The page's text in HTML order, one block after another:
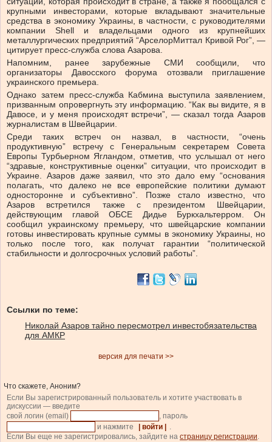
крупными инвесторами, которые вкладывают значительные
средства в экономику Украины, в частности, с руководителями
компании Shell и владельцами одного из крупнейших
металлургических предприятий “АрселорМиттал Кривой Рог”, —
цитирует пресс-служба слова Азарова.
Напомним, ранее зарубежные СМИ сообщили, что
организаторы Давосского форума отозвали приглашение
украинского премьера.
Однако затем пресс-служба Кабмина выступила заявлением,
призванным опровергнуть эту информацию. “Как вы видите, я в
Давосе, и у меня происходят встречи”, — сказал тогда Азаров
журналистам в Швейцарии.
Среди таких встреч он назвал, в частности, “очень
продуктивную” встречу с Генеральным секретарем Совета
Европы Турбьерном Ягландом, отметив, что услышал от него
“здравые, конструктивные оценки” ситуации, что происходит в
Украине. Азаров даже заявил, что это дало ему “основания
полагать, что далеко не все европейские политики думают
односторонне и субъективно”. Позже стало известно, что
Азаров встретился также с президентом Швейцарии,
действующим главой ОБСЕ Дидье Буркхальтерром. Он
сообщил украинскому премьеру, что швейцарские компании
готовы инвестировать крупные суммы в экономику Украины, но
только после того, как получат гарантии “политической
стабильности и долгосрочных условий работы”.
Ссылки по теме:
Николай Азаров тайно пересмотрел инвестобязательства
для АМКР
версия для печати >>
Что скажете, Аноним?
Если Вы зарегистрированный пользователь и хотите участвовать в
дискуссии — введите
свой логин (email)
, пароль
и нажмите
| войти |
.
Если Вы еще не зарегистрировались, зайдите на страницу регистрации.